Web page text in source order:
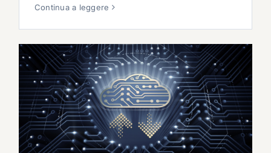
Continua a leggere